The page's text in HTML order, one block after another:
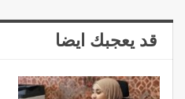
قد يعجبك ايضا